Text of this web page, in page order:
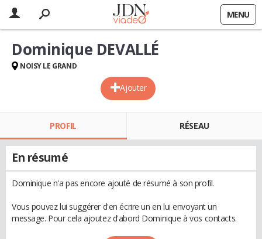
MENU
Ajouter
Dominique DEVALLÉ
NOISY LE GRAND
PROFIL RÉSEAU
En résumé
Dominique n'a pas encore ajouté de résumé à son profil.
Vous pouvez lui suggérer d'en écrire un en lui envoyant un
message. Pour cela ajoutez d'abord Dominique à vos contacts.